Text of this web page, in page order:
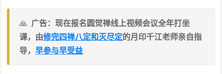
广告：现在报名圆觉禅线上视频会议全年打坐
课，由修完四禅八定和灭尽定的月印千江老师亲自指
导，早参与早受益